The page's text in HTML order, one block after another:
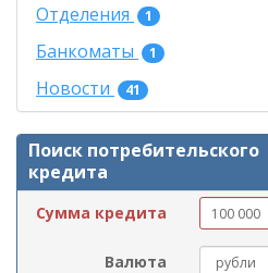
Отделения
1
Банкоматы 1
Новости 41
Поиск потребительского
кредита
Сумма кредита
Валюта